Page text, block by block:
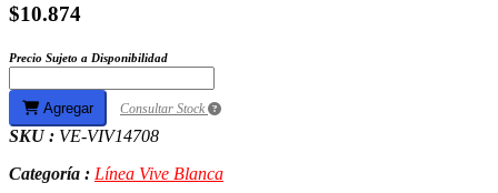
$10.874
Precio Sujeto a Disponibilidad
Agregar Consultar Stock
SKU : VE-VIV14708
Categoría : Línea Vive Blanca